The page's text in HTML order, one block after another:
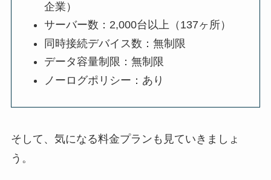
企業）
サーバー数：2,000台以上（137ヶ所）
同時接続デバイス数：無制限
データ容量制限：無制限
ノーログポリシー：あり
そして、気になる料金プランも見ていきましょ
う。